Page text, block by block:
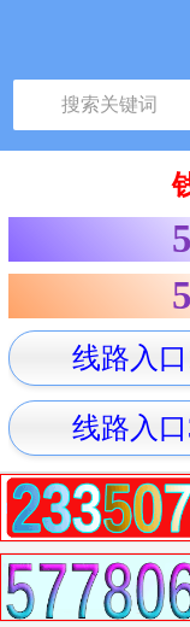
线路入口
线路入